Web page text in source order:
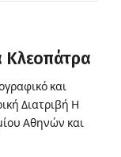
Κλεοπάτρα
και
Διατριβή Η
Αθηνών και